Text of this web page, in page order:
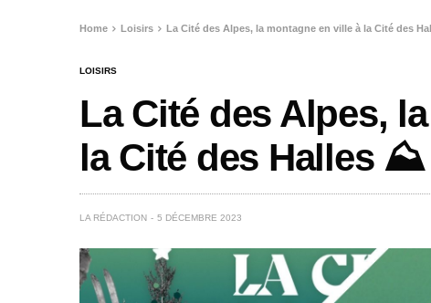
Home Loisirs La Cité des Alpes, la montagne en ville à la Cité des
LOISIRS
La Cité des Alpes,
la Cité des Halles ⛰️
LA RÉDACTION 5 DÉCEMBRE 2023